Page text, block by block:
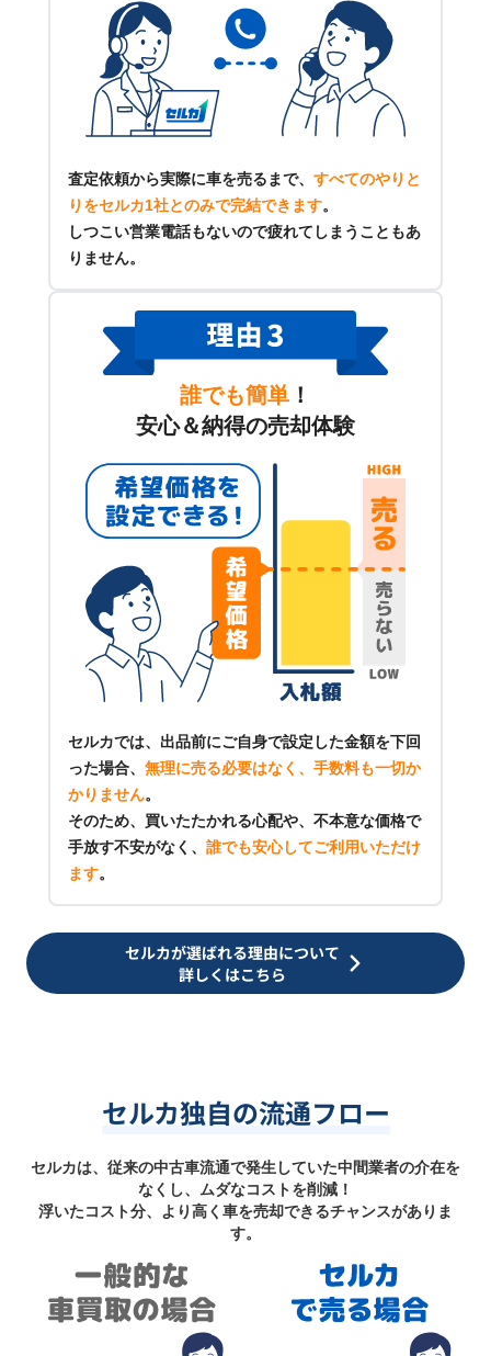
査定依頼から実際に車を売るまで、 すべてのやりと
りをセルカ1社とのみで完結できます。
しつこい営業電話もないので疲れてしまうこともあ
りません。
誰でも簡単 ！
安心＆納得の売却体験
セルカでは、出品前にご自身で設定した金額を下回
った場合、 無理に売る必要はなく、手数料も一切か
かりません。
そのため、買いたたかれる心配や、不本意な価格で
手放す不安がなく、 誰でも安心してご利用いただけ
ます。
セルカが選ばれる理由について
詳しくはこちら
セルカ独自の流通フロー
セルカは、従来の中古車流通で発生していた中間業者の介在を
なくし、ムダなコストを削減！
浮いたコスト分、より高く車を売却できるチャンスがありま
す。